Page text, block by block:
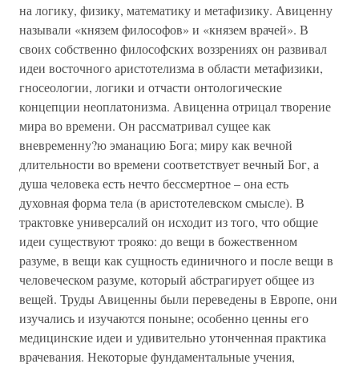
на логику, физику, математику и метафизику. Авиценну
называли «князем философов» и «князем врачей». В
своих собственно философских воззрениях он развивал
идеи восточного аристотелизма в области метафизики,
гносеологии, логики и отчасти онтологические
концепции неоплатонизма. Авиценна отрицал творение
мира во времени. Он рассматривал сущее как
вневременну?ю эманацию Бога; миру как вечной
длительности во времени соответствует вечный Бог, а
душа человека есть нечто бессмертное – она есть
духовная форма тела (в аристотелевском смысле). В
трактовке универсалий он исходит из того, что общие
идеи существуют трояко: до вещи в божественном
разуме, в вещи как сущность единичного и после вещи в
человеческом разуме, который абстрагирует общее из
вещей. Труды Авиценны были переведены в Европе, они
изучались и изучаются поныне; особенно ценны его
медицинские идеи и удивительно утонченная практика
врачевания. Некоторые фундаментальные учения,